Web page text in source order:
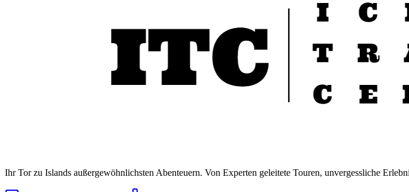
Ihr Tor zu Islands außergewöhnlichsten Abenteuern. Von Experten geleitete Touren, unvergessliche